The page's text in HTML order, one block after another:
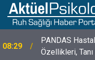
10:30
10 Mayıs
Mayıs